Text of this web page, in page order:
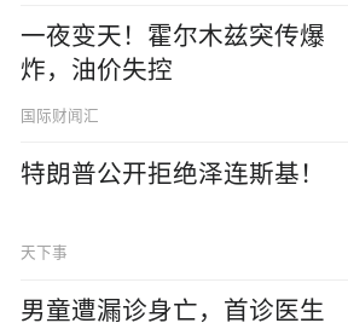
一夜变天！霍尔木兹突传爆
炸，油价失控
国际财闻汇
特朗普公开拒绝泽连斯基！
天下事
男童遭漏诊身亡，首诊医生